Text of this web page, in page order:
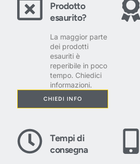
Prodotto
esaurito?
La maggior parte
dei prodotti
esauriti è
reperibile in poco
tempo. Chiedici
informazioni.
CHIEDI INFO
Tempi di
consegna